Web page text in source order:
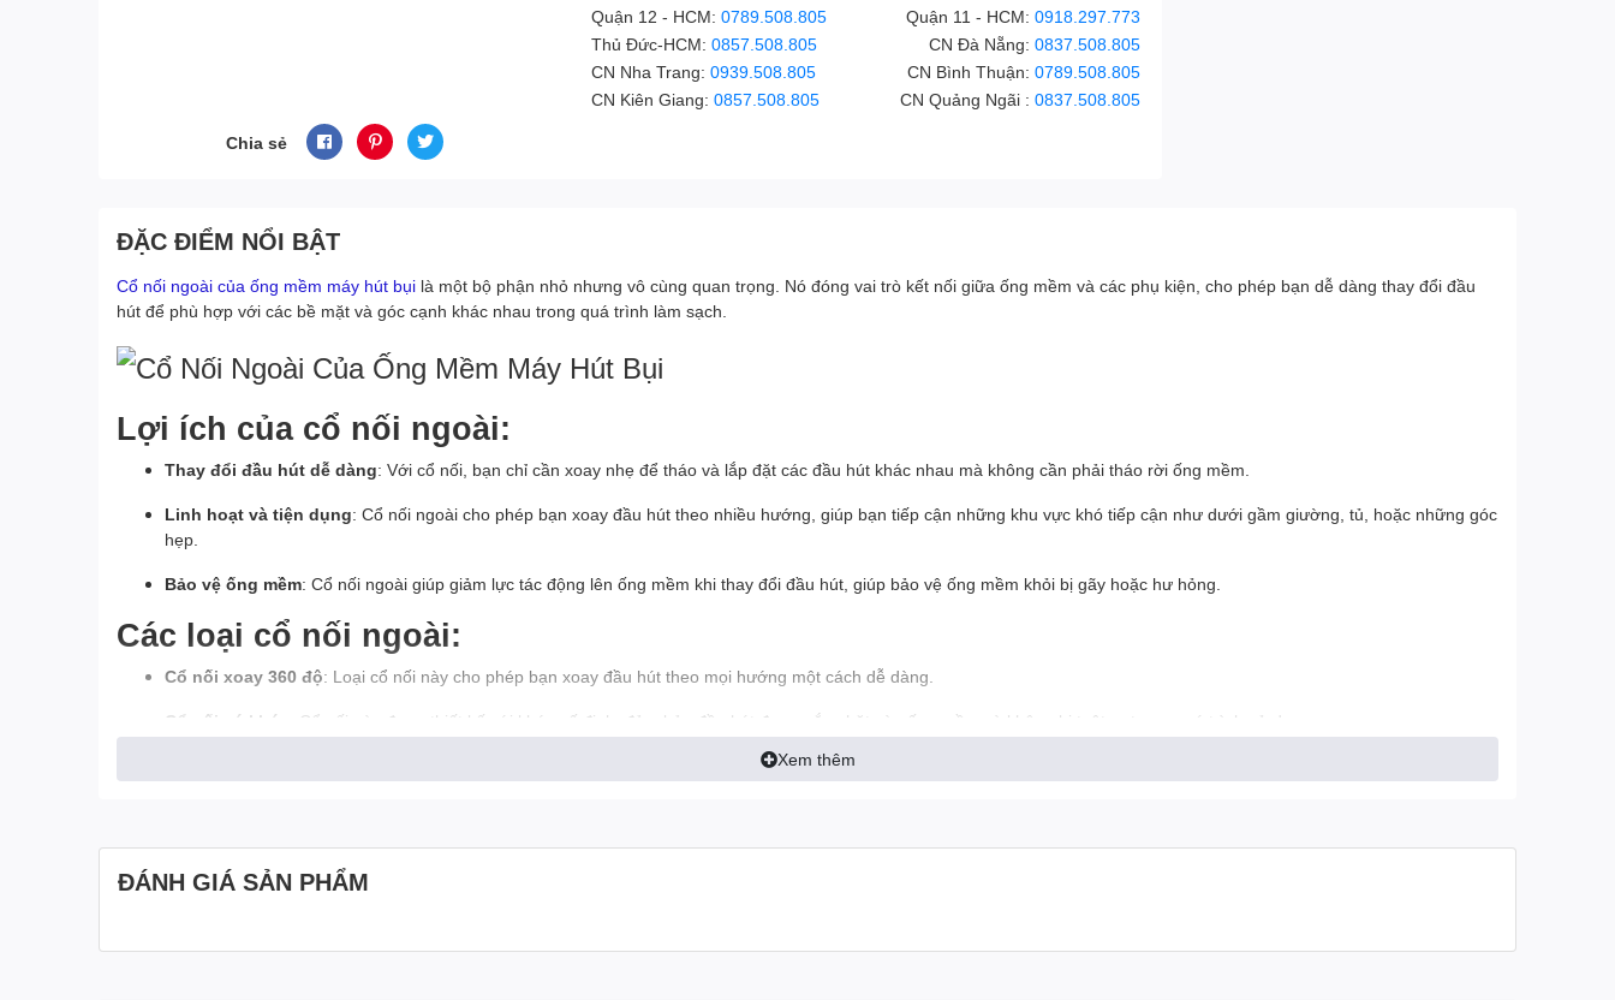
Chia sẻ
Quận 12 - HCM:0789.508.805 Quận 11 - HCM:0918.297.773
Thủ Đức-HCM:0857.508.805 CN Đà Nẵng:0837.508.805
CN Nha Trang:0939.508.805 CN Bình Thuận:0789.508.805
CN Kiên Giang:0857.508.805 CN Quảng Ngãi :0837.508.805
ĐẶC ĐIỂM NỔI BẬT
Cổ nối ngoài của ống mềm máy hút bụi là một bộ phận nhỏ nhưng vô cùng quan trọng. Nó đóng vai trò kết nối giữa ống mềm và các phụ kiện, cho phép bạn dễ dàng thay đổi đầu
hút để phù hợp với các bề mặt và góc cạnh khác nhau trong quá trình làm sạch.
Lợi ích của cổ nối ngoài:
Thay đổi đầu hút dễ dàng: Với cổ nối, bạn chỉ cần xoay nhẹ để tháo và lắp đặt các đầu hút khác nhau mà không cần phải tháo rời ống mềm.
Linh hoạt và tiện dụng: Cổ nối ngoài cho phép bạn xoay đầu hút theo nhiều hướng, giúp bạn tiếp cận những khu vực khó tiếp cận như dưới gầm giường, tủ, hoặc những góc
hẹp.
Bảo vệ ống mềm: Cổ nối ngoài giúp giảm lực tác động lên ống mềm khi thay đổi đầu hút, giúp bảo vệ ống mềm khỏi bị gãy hoặc hư hỏng.
Các loại cổ nối ngoài:
Cổ nối xoay 360 độ: Loại cổ nối này cho phép bạn xoay đầu hút theo mọi hướng một cách dễ dàng.
Cổ nối có khóa : Cổ nối này được thiết kế với khóa cố định, đảm bảo đầu hút được gắn chặt vào ống mềm và không bị tuột ra trong quá trình sử dụng.
: Loại cổ nối này được trang bị nhiều đầu hút khác nhau, cho phép bạn sử dụng cho nhiều mục đích khác nhau.
Chất liệu: Nên chọn cổ nối được làm từ chất liệu bền bỉ, chống va đập và chống ăn mòn.
Xem thêm
ĐÁNH GIÁ SẢN PHẨM